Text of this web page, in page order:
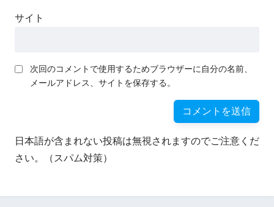
サイト
次回のコメントで使用するためブラウザーに自分の名前、
メールアドレス、サイトを保存する。
日本語が含まれない投稿は無視されますのでご注意くだ
さい。（スパム対策）